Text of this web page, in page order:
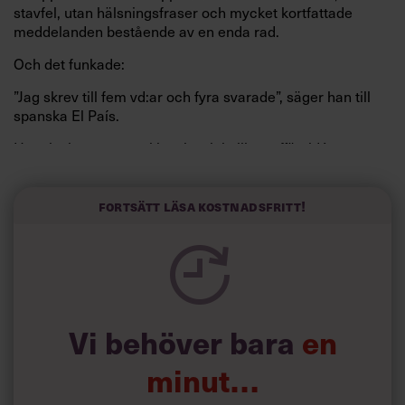
stavfel, utan hälsningsfraser och mycket kortfattade
meddelanden bestående av en enda rad.
Och det funkade:
”Jag skrev till fem vd:ar och fyra svarade”, säger han till
spanska El País.
Horwitz har nu utvecklat sitt trick till en affärsidé: appen
kortfattat slarviga vd-stilen.
Fortsätt läsa kostnadsfritt!
Vi behöver bara en
minut…